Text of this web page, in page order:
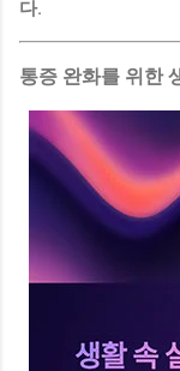
다.
통증 완화를 위한